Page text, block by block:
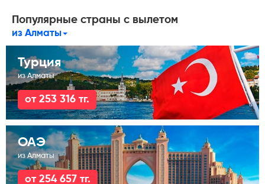
Популярные страны с вылетом
из Алматы
Турция
из Алматы
от 253 316 тг.
ОАЭ
из Алматы
от 254 657 тг.